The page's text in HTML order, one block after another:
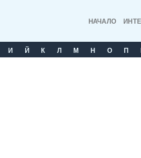
НАЧАЛО
И Й К Л М Н О П